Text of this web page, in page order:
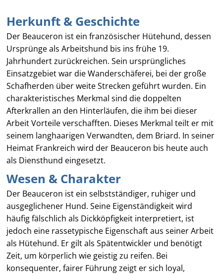
Herkunft & Geschichte
Der Beauceron ist ein französischer Hütehund, dessen
Ursprünge als Arbeitshund bis ins frühe 19.
Jahrhundert zurückreichen. Sein ursprüngliches
Einsatzgebiet war die Wanderschäferei, bei der große
Schafherden über weite Strecken geführt wurden. Ein
charakteristisches Merkmal sind die doppelten
Afterkrallen an den Hinterläufen, die ihm bei dieser
Arbeit Vorteile verschafften. Dieses Merkmal teilt er mit
seinem langhaarigen Verwandten, dem Briard. In seiner
Heimat Frankreich wird der Beauceron bis heute auch
als Diensthund eingesetzt.
Wesen & Charakter
Der Beauceron ist ein selbstständiger, ruhiger und
ausgeglichener Hund. Seine Eigenständigkeit wird
häufig fälschlich als Dickköpfigkeit interpretiert, ist
jedoch eine rassetypische Eigenschaft aus seiner Arbeit
als Hütehund. Er gilt als Spätentwickler und benötigt
Zeit, um körperlich wie geistig zu reifen. Bei
konsequenter, fairer Führung zeigt er sich loyal,